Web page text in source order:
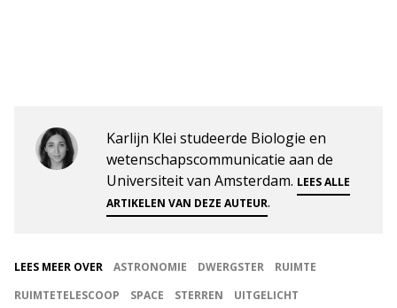
Karlijn Klei studeerde Biologie en
wetenschapscommunicatie aan de
Universiteit van Amsterdam. LEES ALLE
ARTIKELEN VAN DEZE AUTEUR.
LEES MEER OVER ASTRONOMIE DWERGSTER
RUIMTE
RUIMTETELESCOOP
SPACE STERREN UITGELICHT